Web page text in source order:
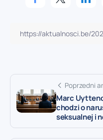
Poprzedni
Marc
chodzi o
seksualnej i